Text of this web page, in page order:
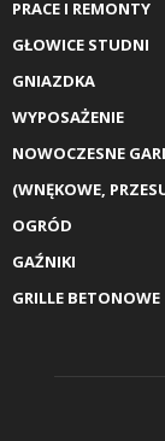
PRACE I REMONTY
GŁOWICE STUDNI
GNIAZDKA
WYPOSAŻENIE
NOWOCZESNE
(WNĘKOWE,
OGRÓD
GAŹNIKI
GRILLE BETONOWE